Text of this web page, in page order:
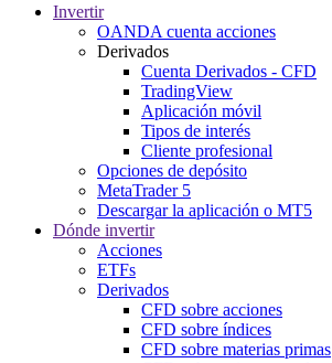
Invertir
OANDA cuenta acciones
Derivados
Cuenta Derivados - CFD
TradingView
Aplicación móvil
Tipos de interés
Cliente profesional
Opciones de depósito
MetaTrader 5
Descargar la aplicación o MT5
Dónde invertir
Acciones
ETFs
Derivados
CFD sobre acciones
CFD sobre índices
CFD sobre materias primas